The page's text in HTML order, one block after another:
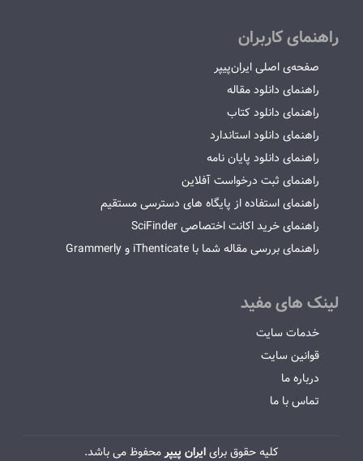
راهنمای کاربران
صفحه‌ی اصلی ایران‌پیپر
راهنمای دانلود مقاله
راهنمای دانلود کتاب
راهنمای دانلود استاندارد
راهنمای دانلود پایان نامه
راهنمای ثبت درخواست آفلاین
راهنمای استفاده از پایگاه های دسترسی مستقیم
راهنمای خرید اکانت اختصاصی SciFinder
راهنمای بررسی مقاله شما با iThenticate و Grammerly
لینک های مفید
خدمات سایت
قوانین سایت
درباره ما
تماس با ما
کلیه حقوق برایایران پیپرمحفوظ می باشد.